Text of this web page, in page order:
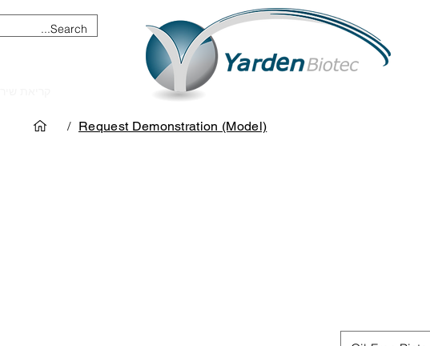
/ Request Demonstration (Model)